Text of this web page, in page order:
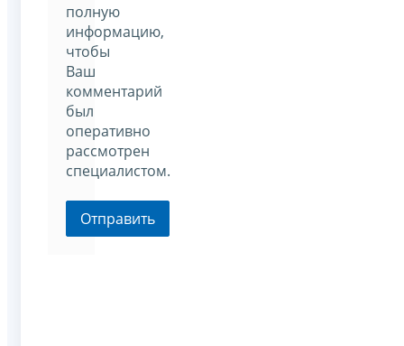
полную
информацию,
чтобы
Ваш
комментарий
был
оперативно
рассмотрен
специалистом.
Отправить